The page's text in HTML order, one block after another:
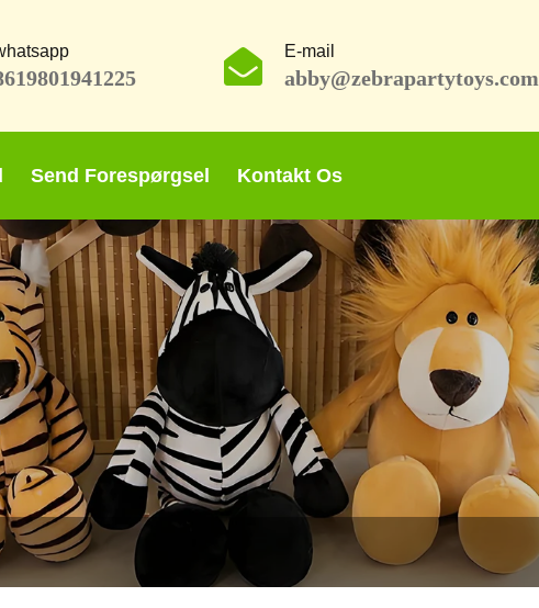
E-mail
abby@zebrapartytoys.com
Send Forespørgsel Kontakt Os